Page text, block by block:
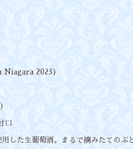
Niagara 2023)
口
した生葡萄酒。まるで摘みたてのぶ